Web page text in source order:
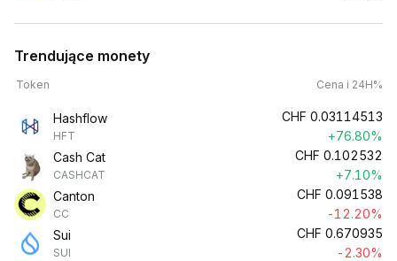
Trendujące monety
Token Cena i 24H%
Hashflow
HFT
CHF 0.03114513
+76.80%
Cash Cat
CASHCAT
CHF 0.102532
+7.10%
Canton
CC
CHF 0.091538
-12.20%
Sui
SUI
CHF 0.670935
-2.30%